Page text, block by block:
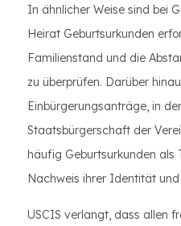
In ähnlicher Weise sind bei
Heirat Geburtsurkunden
Familienstand und die
zu überprüfen. Darüber
Einbürgerungsanträge, in
Staatsbürgerschaft der
häufig Geburtsurkunden als
Nachweis ihrer Identität und
USCIS verlangt, dass allen